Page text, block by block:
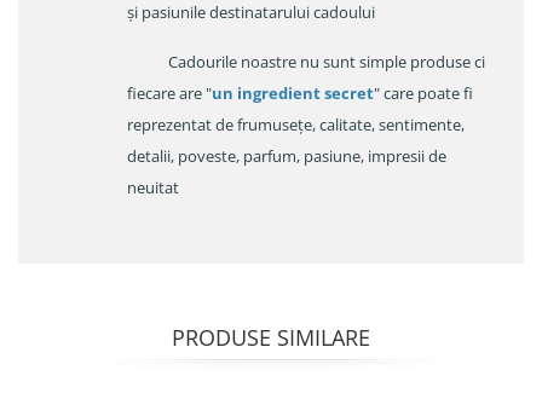
și pasiunile destinatarului cadoului
Cadourile noastre nu sunt simple produse ci
fiecare are "un ingredient secret" care poate fi
reprezentat de frumusețe, calitate, sentimente,
detalii, poveste, parfum, pasiune, impresii de
neuitat
PRODUSE SIMILARE